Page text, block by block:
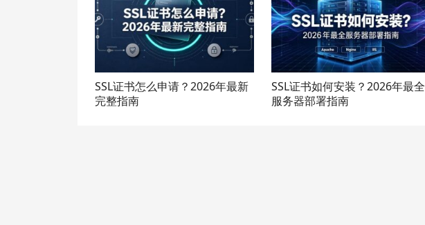
SSL证书怎么申请？2026年最新
完整指南
SSL证书如何安装？2026年最全
服务器部署指南